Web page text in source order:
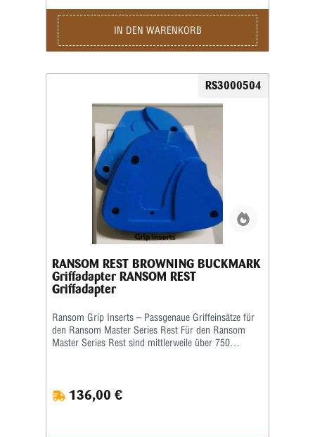
reproduzierbare Schussergebnisse empfiehlt Ransom
jedoch, stets den speziell für das jeweilige
Waffenmodell vorgesehenen Griffeinsatz zu
verwenden. Das Produktbild ist ein Beispielbild!
IN DEN WARENKORB
RS3000504
RANSOM REST BROWNING BUCKMARK
Griffadapter RANSOM REST
Griffadapter
Ransom Grip Inserts – Passgenaue Griffeinsätze für
den Ransom Master Series Rest Für den Ransom
Master Series Rest sind mittlerweile über 750
ermöglichen eine sichere sowie wiederholgenaue
Aufnahme der Waffe im Schießstand. Viele Grip
136,00 €